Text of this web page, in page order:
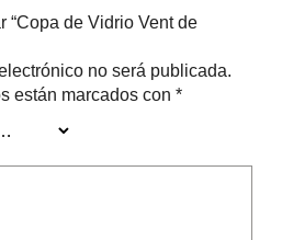
“Copa de Vidrio Vent de
no será publicada.
están marcados con *